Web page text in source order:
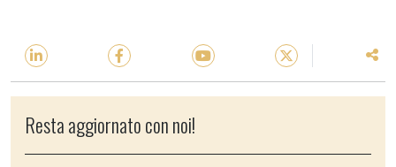
Resta aggiornato con noi!